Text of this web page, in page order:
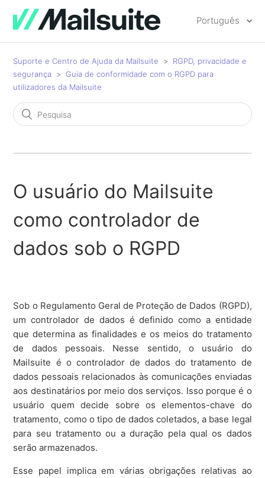
Português
Suporte e Centro de Ajuda da Mailsuite
RGPD, privacidade e
segurança
Guia de conformidade com o RGPD para
utilizadores da Mailsuite
O usuário do Mailsuite
como controlador de
dados sob o RGPD
Sob o Regulamento Geral de Proteção de Dados (RGPD),
um controlador de dados é definido como a entidade
que determina as finalidades e os meios do tratamento
de dados pessoais. Nesse sentido, o usuário do
Mailsuite é o controlador de dados do tratamento de
dados pessoais relacionados às comunicações enviadas
aos destinatários por meio dos serviços. Isso porque é o
usuário quem decide sobre os elementos-chave do
tratamento, como o tipo de dados coletados, a base legal
para seu tratamento ou a duração pela qual os dados
serão armazenados.
Esse papel implica em várias obrigações relativas ao